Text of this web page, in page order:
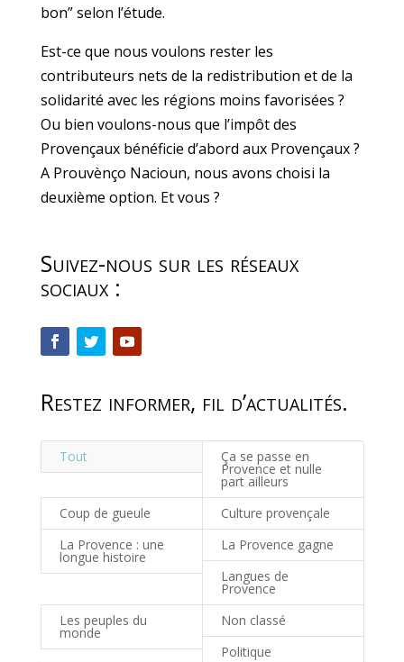
bon” selon l’étude.
Est-ce que nous voulons rester les
contributeurs nets de la redistribution et de la
solidarité avec les régions moins favorisées ?
Ou bien voulons-nous que l’impôt des
Provençaux bénéficie d’abord aux Provençaux ?
A Prouvènço Nacioun, nous avons choisi la
deuxième option. Et vous ?
Suivez-nous sur les réseaux
sociaux :
Restez informer, fil d’actualités.
Tout Ça se passe en
Provence et nulle
part ailleurs
Coup de gueule
Culture provençale
La Provence : une
longue histoire
La Provence gagne
Langues de
Provence
Les peuples du
monde
Non classé
Politique